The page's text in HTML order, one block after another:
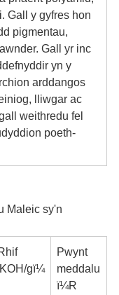
Gall y gyfres hon
pigmentau,
Gall yr inc
yn y
arddangos
lliwgar ac
weithredu fel
poeth-
Maleic sy'n
gï¼
Pwynt
meddalu
ï¼R